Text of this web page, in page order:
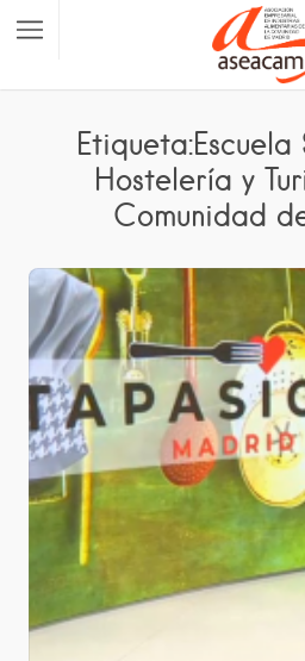
Hostelería y
Comunidad